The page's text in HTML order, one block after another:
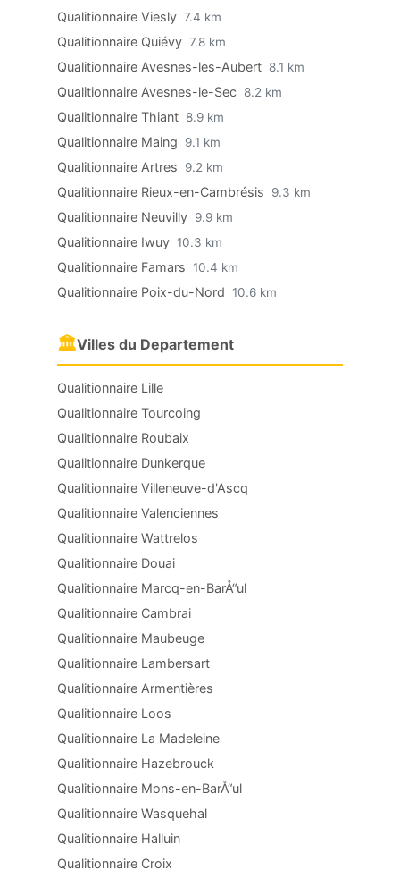
Qualitionnaire Viesly 7.4 km
Qualitionnaire Quiévy 7.8 km
Qualitionnaire Avesnes-les-Aubert 8.1 km
Qualitionnaire Avesnes-le-Sec 8.2 km
Qualitionnaire Thiant 8.9 km
Qualitionnaire Maing 9.1 km
Qualitionnaire Artres 9.2 km
Qualitionnaire Rieux-en-Cambrésis 9.3 km
Qualitionnaire Neuvilly 9.9 km
Qualitionnaire Iwuy 10.3 km
Qualitionnaire Famars 10.4 km
Qualitionnaire Poix-du-Nord 10.6 km
🏛Villes du Departement
Qualitionnaire Lille
Qualitionnaire Tourcoing
Qualitionnaire Roubaix
Qualitionnaire Dunkerque
Qualitionnaire Villeneuve-d'Ascq
Qualitionnaire Valenciennes
Qualitionnaire Wattrelos
Qualitionnaire Douai
Qualitionnaire Marcq-en-BarÅ“ul
Qualitionnaire Cambrai
Qualitionnaire Maubeuge
Qualitionnaire Lambersart
Qualitionnaire Armentières
Qualitionnaire Loos
Qualitionnaire La Madeleine
Qualitionnaire Hazebrouck
Qualitionnaire Mons-en-BarÅ“ul
Qualitionnaire Wasquehal
Qualitionnaire Halluin
Qualitionnaire Croix